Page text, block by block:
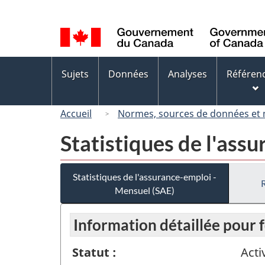
de
la
langue
des
Sujets Données Analyses
Accueil Normes, sources de données et
Statistiques de
Statistiques de l'assurance-emploi -
Mensuel (SAE)
Information détaillée pour
Statut :